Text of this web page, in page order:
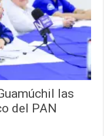
las
del PAN